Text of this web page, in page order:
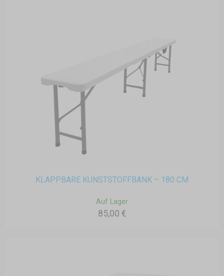
KLAPPBARE KUNSTSTOFFBANK – 180 CM
Auf Lager
85,00 €